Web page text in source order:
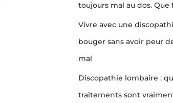
toujours mal au dos. Que
Vivre avec une
bouger sans avoir peur
mal
Discopathie lombaire :
traitements sont